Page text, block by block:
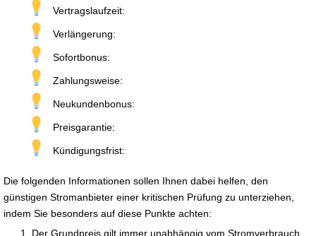
Vertragslaufzeit:
Verlängerung:
Sofortbonus:
Zahlungsweise:
Neukundenbonus:
Preisgarantie:
Kündigungsfrist:
Die folgenden Informationen sollen Ihnen dabei helfen, den
günstigen Stromanbieter einer kritischen Prüfung zu unterziehen,
indem Sie besonders auf diese Punkte achten:
Der Grundpreis gilt immer unabhängig vom Stromverbrauch.